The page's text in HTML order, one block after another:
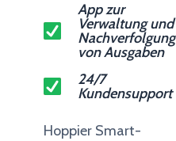
App zur
Verwaltung und
Nachverfolgung
von Ausgaben
24/7
Kundensupport
Hoppier Smart-